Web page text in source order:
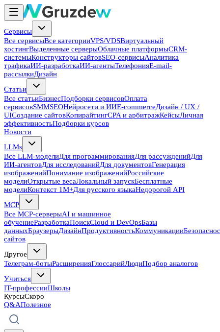
Сервисы
Все сервисыВсе категорииVPS/VDSВиртуальный
хостингВыделенные серверыОблачные платформыCRM-
системыКонструкторы сайтовSEO-сервисыАналитика
трафикаИИ-разработкаИИ-агентыТелефонияE-mail-
рассылкиДизайн
Статьи
Все статьиБизнесПодборки сервисовОплата
сервисовSMMSEOНейросети и ИИE-commerceДизайн / UX /
UIСоздание сайтовКопирайтингCPA и арбитражКейсыЛичная
эффективностьПодборки курсов
Новости
LLMs
Все LLM-моделиДля программированияДля рассужденийДля
ИИ-агентовДля исследованийДля документовГенерация
изображенийПонимание изображенийРоссийские
моделиОткрытые весаЛокальный запускБесплатные
моделиКонтекст 1M+Для русского языкаНедорогой API
MCP
Все MCP-серверыAI и машинное
обучениеРазработкаПоискCloud и DevOpsБазы
данныхБраузерыДизайнПродуктивностьКоммуникации
сайтов
Другое
Телеграм-ботыРасширенияГлоссарийЛюдиПодбор аналогов
Учиться
IT-профессииШколы
КурсыСкоро
Q&AПолезное